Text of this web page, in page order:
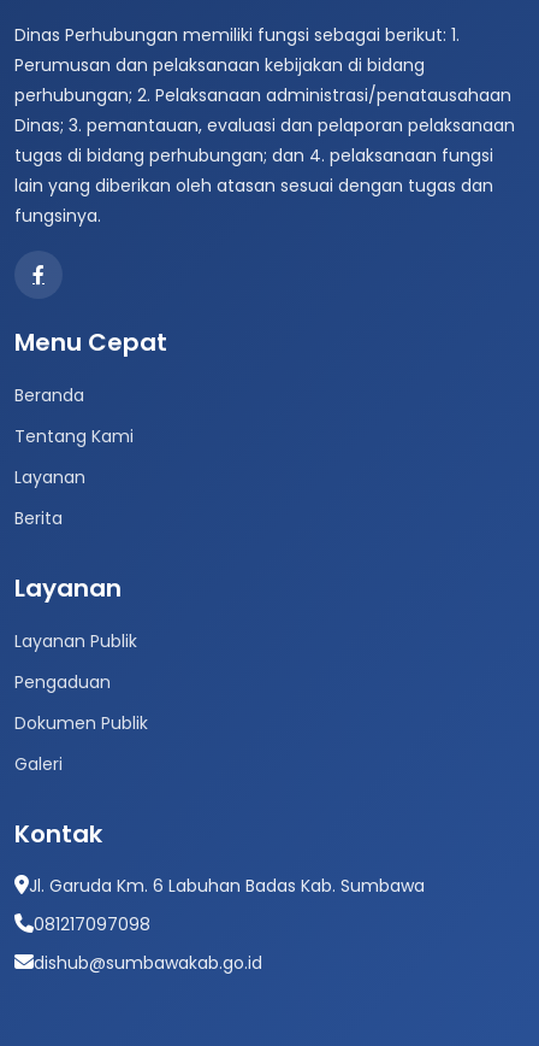
Dinas Perhubungan memiliki fungsi sebagai berikut: 1.
Perumusan dan pelaksanaan kebijakan di bidang
perhubungan; 2. Pelaksanaan administrasi/penatausahaan
Dinas; 3. pemantauan, evaluasi dan pelaporan pelaksanaan
tugas di bidang perhubungan; dan 4. pelaksanaan fungsi
lain yang diberikan oleh atasan sesuai dengan tugas dan
fungsinya.
Menu Cepat
Beranda
Tentang Kami
Layanan
Berita
Layanan
Layanan Publik
Pengaduan
Dokumen Publik
Galeri
Kontak
Jl. Garuda Km. 6 Labuhan Badas Kab. Sumbawa
081217097098
dishub@sumbawakab.go.id